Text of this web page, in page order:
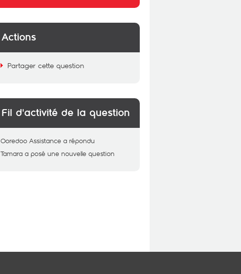
Actions
Partager cette question
Fil d'activité de la question
Ooredoo Assistance a répondu
Tamara a posé une nouvelle question